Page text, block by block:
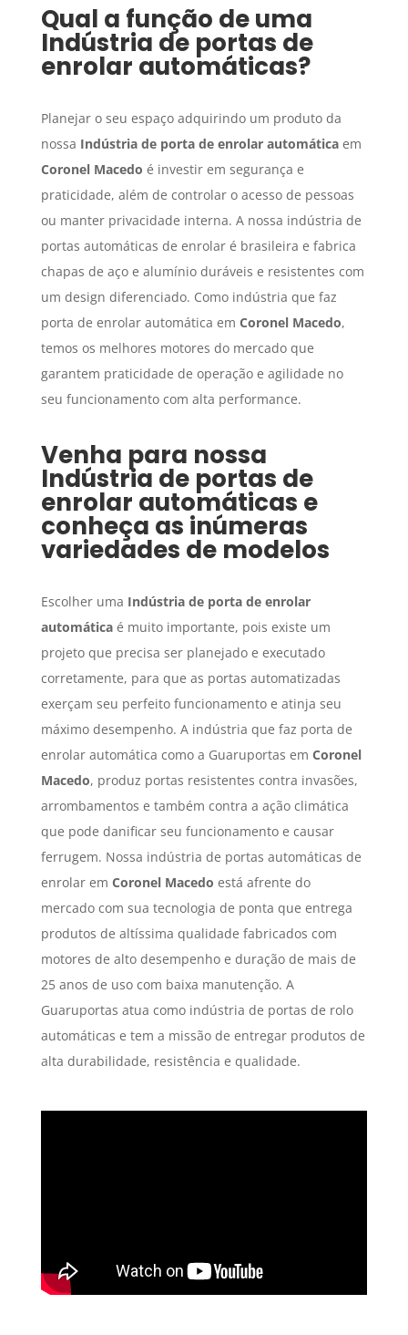
Qual a função de uma
Indústria de portas de
enrolar automáticas?
Planejar o seu espaço adquirindo um produto da
nossa Indústria de porta de enrolar automáticaem
Coronel Macedo é investir em segurança e
praticidade, além de controlar o acesso de pessoas
ou manter privacidade interna. A nossa indústria de
portas automáticas de enrolar é brasileira e fabrica
chapas de aço e alumínio duráveis e resistentes com
um design diferenciado. Como indústria que faz
porta de enrolar automática em Coronel Macedo,
temos os melhores motores do mercado que
garantem praticidade de operação e agilidade no
seu funcionamento com alta performance.
Venha para nossa
Indústria de portas de
enrolar automáticas e
conheça as inúmeras
variedades de modelos
Escolher uma Indústria de porta de enrolar
automáticaé muito importante, pois existe um
projeto que precisa ser planejado e executado
corretamente, para que as portas automatizadas
exerçam seu perfeito funcionamento e atinja seu
máximo desempenho. A indústria que faz porta de
enrolar automática como a Guaruportas em Coronel
Macedo, produz portas resistentes contra invasões,
arrombamentos e também contra a ação climática
que pode danificar seu funcionamento e causar
ferrugem. Nossa indústria de portas automáticas de
enrolar em Coronel Macedo está afrente do
mercado com sua tecnologia de ponta que entrega
produtos de altíssima qualidade fabricados com
motores de alto desempenho e duração de mais de
25 anos de uso com baixa manutenção. A
Guaruportas atua como indústria de portas de rolo
automáticas e tem a missão de entregar produtos de
alta durabilidade, resistência e qualidade.